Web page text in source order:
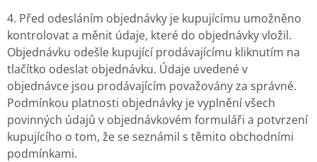
4. Před odesláním objednávky je kupujícímu umožněno
kontrolovat a měnit údaje, které do objednávky vložil.
Objednávku odešle kupující prodávajícímu kliknutím na
tlačítko odeslat objednávku. Údaje uvedené v
objednávce jsou prodávajícím považovány za správné.
Podmínkou platnosti objednávky je vyplnění všech
povinných údajů v objednávkovém formuláři a potvrzení
kupujícího o tom, že se seznámil s těmito obchodními
podmínkami.